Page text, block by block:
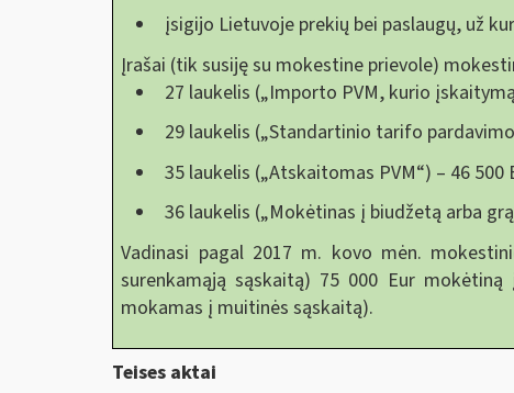
įsigijo Lietuvoje prekių bei paslaugų, už
Įrašai (tik susiję su mokestine prievole)
27 laukelis („Importo PVM, kurio
29 laukelis („Standartinio tarifo
35 laukelis („Atskaitomas PVM“) – 46 500
36 laukelis („Mokėtinas į biudžetą arba
Vadinasi pagal 2017 m. kovo mėn.
surenkamąją sąskaitą) 75 000 Eur
mokamas į muitinės sąskaitą).
Teises aktai